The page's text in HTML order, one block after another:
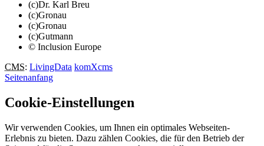
(c)Dr. Karl Breu
(c)Gronau
(c)Gronau
(c)Gutmann
© Inclusion Europe
CMS: LivingData komXcms
Seitenanfang
Cookie-Einstellungen
Wir verwenden Cookies, um Ihnen ein optimales Webseiten-
Erlebnis zu bieten. Dazu zählen Cookies, die für den Betrieb der